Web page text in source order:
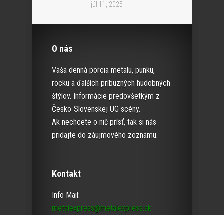
júl 11, 2025
O nás
Vaša denná porcia metalu, punku,
rocku a ďalších príbuzných hudobných
štýlov. Informácie predovšetkým z
Česko-Slovenskej UG scény.
Ak nechcete o nič prísť, tak si nás
pridajte do záujmového zoznamu.
Kontakt
Info Mail:
metalexpress@metalexpress.sk